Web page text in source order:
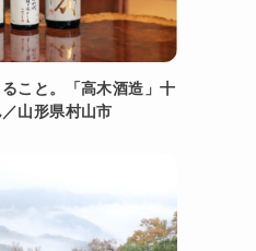
ること。「高木酒造」十
山形県村山市